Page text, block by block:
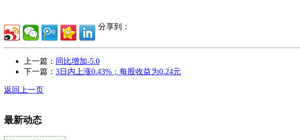
分享到：
上一篇： 同比增加-5.0
下一篇： 3日内上涨0.43%；每股收益为0.24元
返回上一页
最新动态